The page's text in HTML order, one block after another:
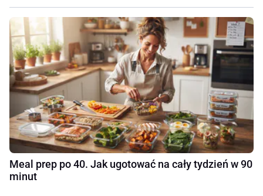
Meal prep po 40. Jak ugotować na cały tydzień w 90
minut